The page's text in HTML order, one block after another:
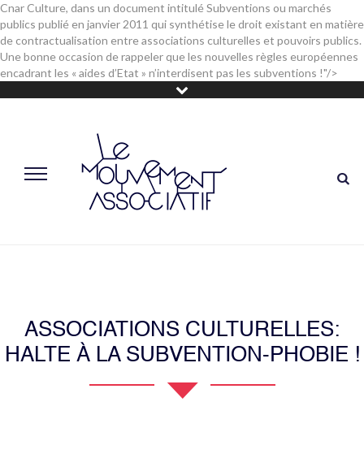
Cnar Culture, dans un document intitulé Subventions ou marchés
publics publié en janvier 2011 qui synthétise le droit existant en matière
de contractualisation entre associations culturelles et pouvoirs publics.
Une bonne occasion de rappeler que les nouvelles règles européennes
encadrant les « aides d’Etat » n’interdisent pas les subventions !"/>
ASSOCIATIONS CULTURELLES:
HALTE À LA SUBVENTION-PHOBIE !